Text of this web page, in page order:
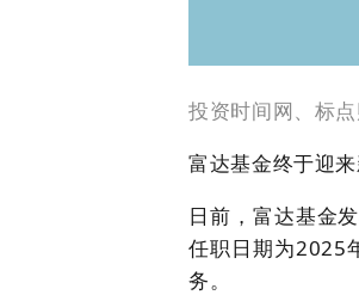
投资时间网、标
富达基金终于迎来
日前，富达基金
任职日期为2025
务。